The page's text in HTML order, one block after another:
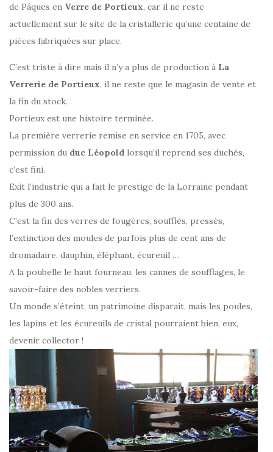
de Pâques en Verre de Portieux, car il ne reste
actuellement sur le site de la cristallerie qu’une centaine de
pièces fabriquées sur place.
C’est triste à dire mais il n’y a plus de production à La
Verrerie de Portieux, il ne reste que le magasin de vente et
la fin du stock.
Portieux est une histoire terminée.
La première verrerie remise en service en 1705, avec
permission du duc Léopold lorsqu’il reprend ses duchés,
c’est fini.
Exit l’industrie qui a fait le prestige de la Lorraine pendant
plus de 300 ans.
C’est la fin des verres de fougères, soufflés, pressés,
l’extinction des moules de parfois plus de cent ans de
dromadaire, dauphin, éléphant, écureuil …
A la poubelle le haut fourneau, les cannes de soufflages, le
savoir-faire des nobles verriers.
Un monde s’éteint, un patrimoine disparait, mais les poules,
les lapins et les écureuils de cristal pourraient bien, eux,
devenir collector !